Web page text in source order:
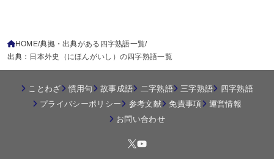
HOME 典拠・出典がある四字熟語一覧
出典：日本外史（にほんがいし）の四字熟語一覧
ことわざ 慣用句 故事成語 二字熟語 三字熟語
四字熟語
プライバシーポリシー
参考文献 免責事項
運営情報
お問い合わせ